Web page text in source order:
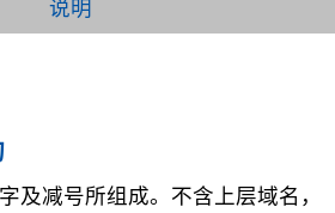
说明
及减号所组成。不含上层域名，